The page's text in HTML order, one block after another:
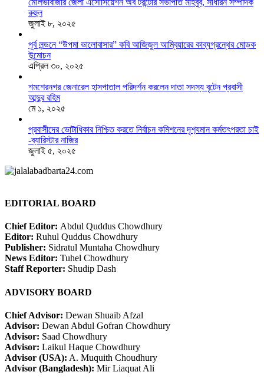
মৌলভীবাজার জেলা এসোসিয়েশন অব টরন্টোর সভাপতি মাহবুব, সাধারন সম্পাদক
রুহুল
জুলাই ৮, ২০২৫
পূর্ব লন্ডনে “উপমা ভালোবাসার” কবি আজিজুল আম্বিয়ারের কাব্যগ্রন্থের মোড়ক
উন্মোচন
এপ্রিল ৩০, ২০২৫
শমশেরনগর জেনারেল হাসপাতাল পরিদর্শন করলেন দাতা সদস্য বৃটেন প্রবাসী
আব্দুর রহিম
মে ১, ২০২৫
প্রবাসীদের ভোটাধিকার নিশ্চিত করতে নির্বাচন কমিশনের দৃশ‍্যমান কর্মতৎপরতা চাই
-ব্যারিস্টার নাজির
জুলাই ৫, ২০২৫
EDITORIAL BOARD
Chief Editor: Abdul Quddus Chowdhury
Editor: Ruhul Quddus Chowdhury
Publisher: Sidratul Muntaha Chowdhury
News Editor: Tuhel Chowdhury
Staff Reporter: Shudip Dash
ADVISORY BOARD
Chief Advisor: Dewan Shuaib Afzal
Advisor: Dewan Abdul Gofran Chowdhury
Advisor: Saad Chowdhury
Advisor: Laikul Haque Chowdhury
Advisor (USA): A. Muquith Choudhury
Advisor (Bangladesh): Mir Liaquat Ali